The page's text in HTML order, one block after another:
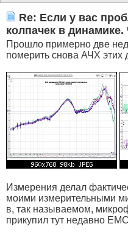
Re: Если у вас
колпачек в динамике.
Прошло примерно две
померить снова АЧХ этих
Измерения делал
моими измерительными
в, так называемом,
прикупил тут недавно